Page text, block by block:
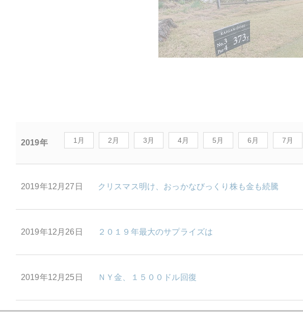
2019年 1月 2月 3月 4月 5月 6月 7月
2019年12月27日 クリスマス明け、おっかなびっくり株も金も続騰
2019年12月26日 ２０１９年最大のサプライズは
2019年12月25日 ＮＹ金、１５００ドル回復